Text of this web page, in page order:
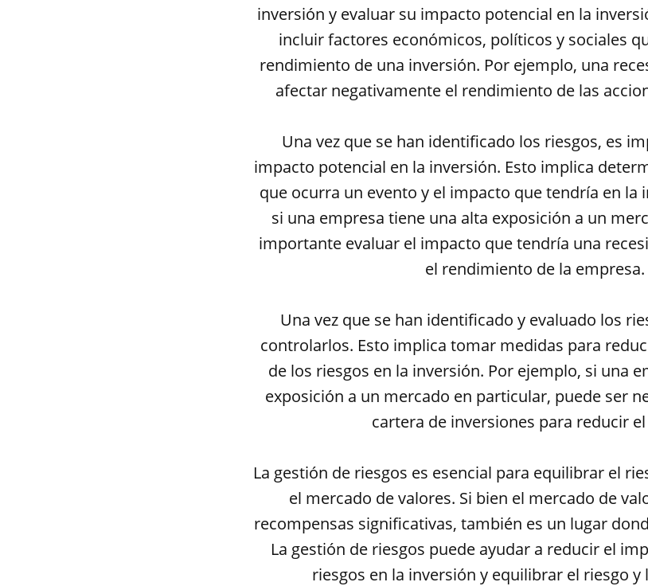
inversión y evaluar su impacto potencial en la
incluir factores económicos, políticos y sociales
rendimiento de una inversión. Por ejemplo, una
afectar negativamente el rendimiento de las
Una vez que se han identificado los riesgos, es
impacto potencial en la inversión. Esto implica
que ocurra un evento y el impacto que tendría en la
si una empresa tiene una alta exposición a un
importante evaluar el impacto que tendría una
el rendimiento de la empresa.
Una vez que se han identificado y evaluado los
controlarlos. Esto implica tomar medidas para
de los riesgos en la inversión. Por ejemplo, si una
exposición a un mercado en particular, puede ser
cartera de inversiones para reducir
La gestión de riesgos es esencial para equilibrar el
el mercado de valores. Si bien el mercado de
recompensas significativas, también es un lugar
La gestión de riesgos puede ayudar a reducir el
riesgos en la inversión y equilibrar el riesgo y